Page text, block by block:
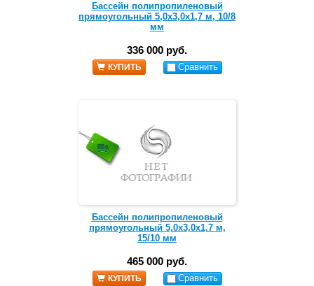
Бассейн полипропиленовый
прямоугольный 5,0х3,0х1,7 м, 10/8
мм
336 000 руб.
КУПИТЬ Сравнить
Бассейн полипропиленовый
прямоугольный 5,0х3,0х1,7 м,
15/10 мм
465 000 руб.
КУПИТЬ Сравнить